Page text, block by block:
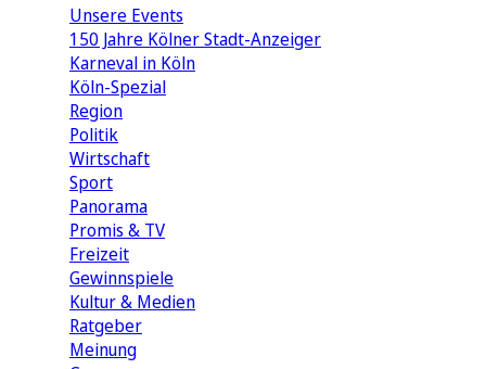
Unsere Events
150 Jahre Kölner Stadt-Anzeiger
Karneval in Köln
Köln-Spezial
Region
Politik
Wirtschaft
Sport
Panorama
Promis & TV
Freizeit
Gewinnspiele
Kultur & Medien
Ratgeber
Meinung